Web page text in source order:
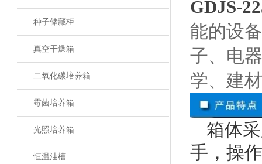
种子储藏柜
真空干燥箱
二氧化碳培养箱
霉菌培养箱
光照培养箱
恒温油槽
GDJS-
能的设
子、电
学、建
箱体
手，操